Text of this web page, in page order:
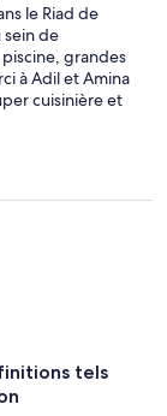
le Riad de
sein de
grandes
à Adil et Amina
cuisinière et
que soit
À
tels